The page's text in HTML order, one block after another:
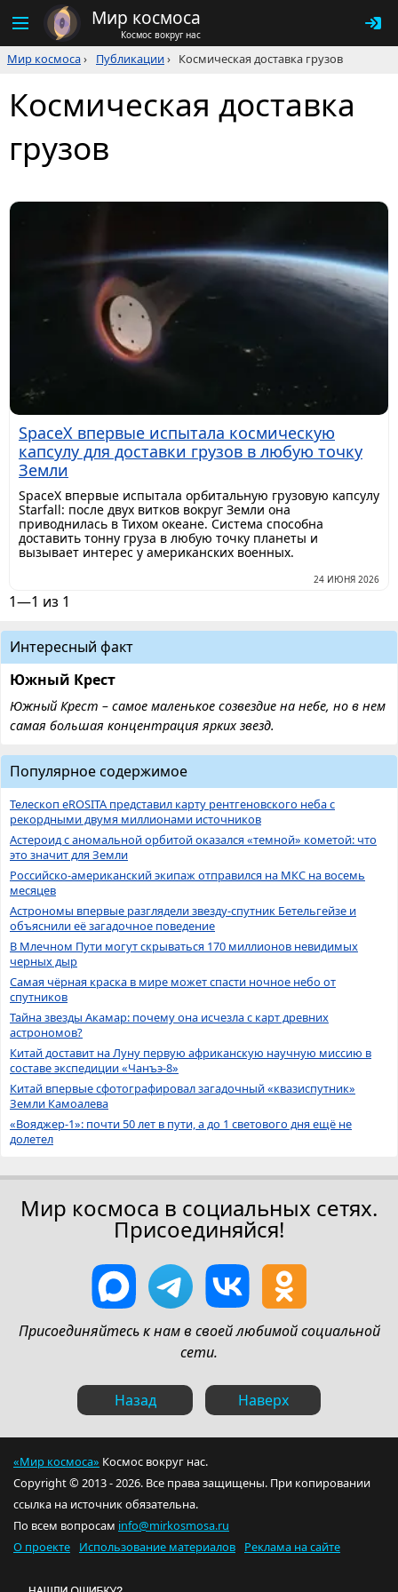
Мир космоса
Космос вокруг нас
Мир космоса› Публикации› Космическая доставка грузов
Космическая доставка
грузов
SpaceX впервые испытала космическую
капсулу для доставки грузов в любую точку
Земли
SpaceX впервые испытала орбитальную грузовую капсулу
Starfall: после двух витков вокруг Земли она
приводнилась в Тихом океане. Система способна
доставить тонну груза в любую точку планеты и
вызывает интерес у американских военных.
24 ИЮНЯ 2026
1—1 из 1
Интересный факт
Южный Крест
Южный Крест – самое маленькое созвездие на небе, но в нем
самая большая концентрация ярких звезд.
Популярное содержимое
Телескоп eROSITA представил карту рентгеновского неба с
рекордными двумя миллионами источников
Астероид с аномальной орбитой оказался «темной» кометой: что
это значит для Земли
Российско-американский экипаж отправился на МКС на восемь
месяцев
Астрономы впервые разглядели звезду-спутник Бетельгейзе и
объяснили её загадочное поведение
В Млечном Пути могут скрываться 170 миллионов невидимых
черных дыр
Самая чёрная краска в мире может спасти ночное небо от
спутников
Тайна звезды Акамар: почему она исчезла с карт древних
астрономов?
Китай доставит на Луну первую африканскую научную миссию в
составе экспедиции «Чанъэ-8»
Китай впервые сфотографировал загадочный «квазиспутник»
Земли Камоалева
«Вояджер-1»: почти 50 лет в пути, а до 1 светового дня ещё не
долетел
Мир космоса в социальных сетях.
Присоединяйся!
Присоединяйтесь к нам в своей любимой социальной
сети.
Назад Наверх
«Мир космоса» Космос вокруг нас.
Copyright © 2013 - 2026. Все права защищены. При копировании
ссылка на источник обязательна.
По всем вопросам info@mirkosmosa.ru
О проекте
Использование материалов Реклама на сайте